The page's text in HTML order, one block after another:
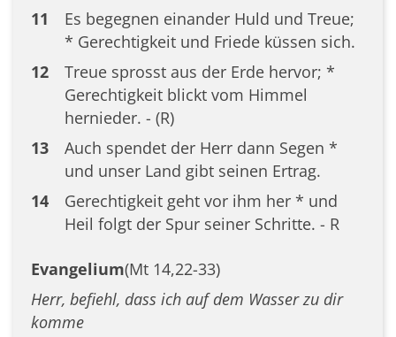
11
Es begegnen einander Huld und Treue;
* Gerechtigkeit und Friede küssen sich.
12
Treue sprosst aus der Erde hervor; *
Gerechtigkeit blickt vom Himmel
hernieder. - (R)
13
Auch spendet der Herr dann Segen *
und unser Land gibt seinen Ertrag.
14
Gerechtigkeit geht vor ihm her * und
Heil folgt der Spur seiner Schritte. - R
Evangelium(Mt 14,22-33)
Herr, befiehl, dass ich auf dem Wasser zu dir
komme